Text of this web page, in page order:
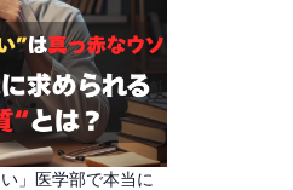
」医学部で本当に